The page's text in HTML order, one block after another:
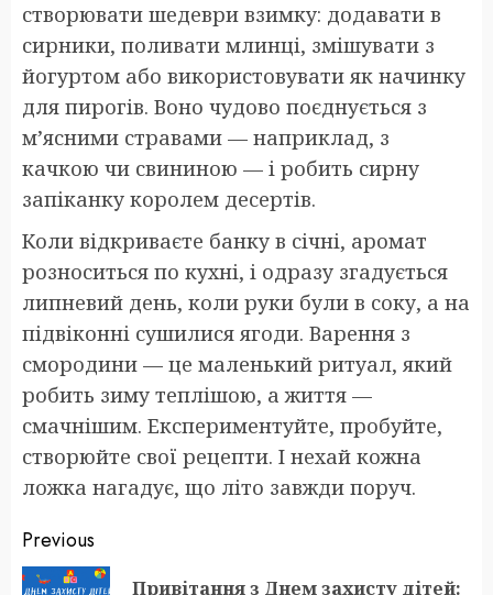
створювати шедеври взимку: додавати в
сирники, поливати млинці, змішувати з
йогуртом або використовувати як начинку
для пирогів. Воно чудово поєднується з
м’ясними стравами — наприклад, з
качкою чи свининою — і робить сирну
запіканку королем десертів.
Коли відкриваєте банку в січні, аромат
розноситься по кухні, і одразу згадується
липневий день, коли руки були в соку, а на
підвіконні сушилися ягоди. Варення з
смородини — це маленький ритуал, який
робить зиму теплішою, а життя —
смачнішим. Експериментуйте, пробуйте,
створюйте свої рецепти. І нехай кожна
ложка нагадує, що літо завжди поруч.
Post
Previous
Привітання з Днем захисту дітей: